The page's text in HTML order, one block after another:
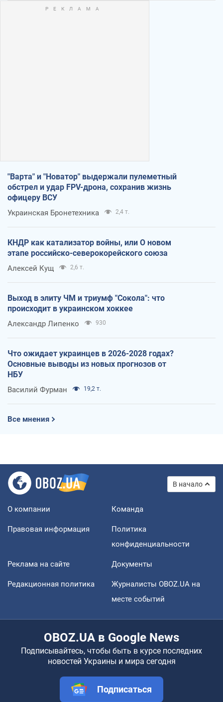
"Варта" и "Новатор" выдержали пулеметный
обстрел и удар FPV-дрона, сохранив жизнь
офицеру ВСУ
Украинская Бронетехника 2,4 т.
КНДР как катализатор войны, или О новом
этапе российско-северокорейского союза
Алексей Кущ 2,6 т.
Выход в элиту ЧМ и триумф "Сокола": что
происходит в украинском хоккее
Александр Липенко 930
Что ожидает украинцев в 2026-2028 годах?
Основные выводы из новых прогнозов от
НБУ
Василий Фурман 19,2 т.
Все мнения
В начало
О компании Команда
Правовая информация
Политика
конфиденциальности
Реклама на сайте Документы
Редакционная политика
Журналисты OBOZ.UA на
месте событий
OBOZ.UA в Google News
Подписывайтесь, чтобы быть в курсе последних
новостей Украины и мира сегодня
Подписаться